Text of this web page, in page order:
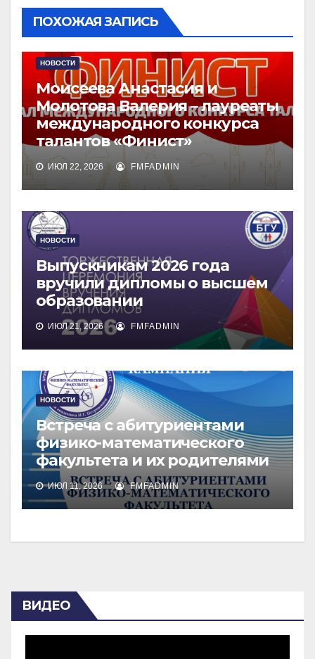
ПОХОЖАЯ ЗАПИСЬ
НОВОСТИ
Моисеева Анастасия и
Молотова Валерия – лауреаты
международного конкурса
талантов «Финист»
ИЮЛ 22, 2026 FMFADMIN
НОВОСТИ
Выпускникам 2026 года
вручили дипломы о высшем
образовании
ИЮЛ 21, 2026 FMFADMIN
НОВОСТИ
Встреча с абитуриентами
физико-математического
факультета и их родителями
ИЮЛ 11, 2026 FMFADMIN
ВИДЕО